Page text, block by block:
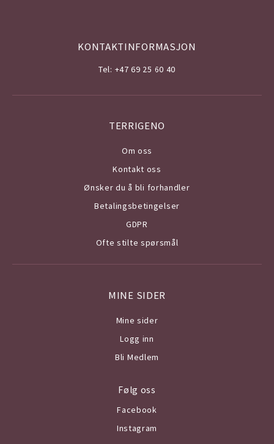
KONTAKTINFORMASJON
Tel: +47 69 25 60 40
TERRIGENO
Om oss
Kontakt oss
Ønsker du å bli forhandler
Betalingsbetingelser
GDPR
Ofte stilte spørsmål
MINE SIDER
Mine sider
Logg inn
Bli Medlem
Følg oss
Facebook
Instagram